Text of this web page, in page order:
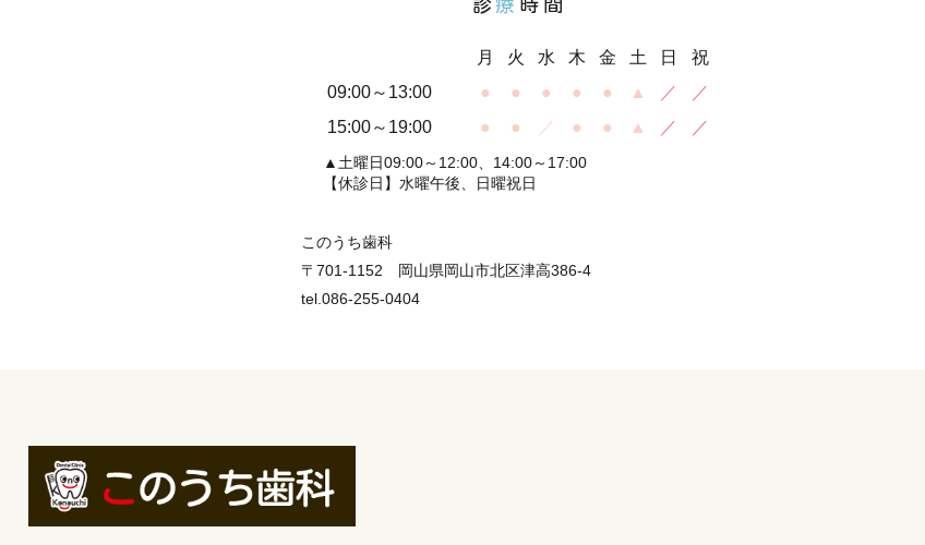
診療 時間
月 火 水 木 金 土 日
祝
09:00～13:00
● ● ● ● ● ▲ ／
／
15:00～19:00
● ● ／ ● ● ▲ ／ ／
▲土曜日09:00～12:00、14:00～17:00
【休診日】水曜午後、日曜祝日
このうち歯科
〒701-1152 岡山県岡山市北区津高386-4
tel.086-255-0404